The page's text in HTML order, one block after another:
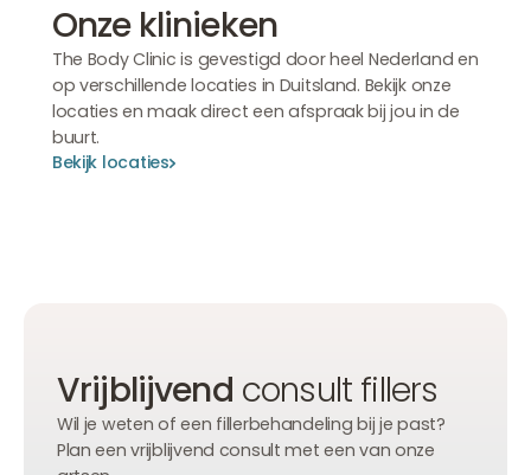
Onze klinieken
The Body Clinic is gevestigd door heel Nederland en
op verschillende locaties in Duitsland. Bekijk onze
locaties en maak direct een afspraak bij jou in de
buurt.
Bekijk locaties
Bekijk locaties
Vrijblijvend consult fillers
Wil je weten of een fillerbehandeling bij je past?
Plan een vrijblijvend consult met een van onze